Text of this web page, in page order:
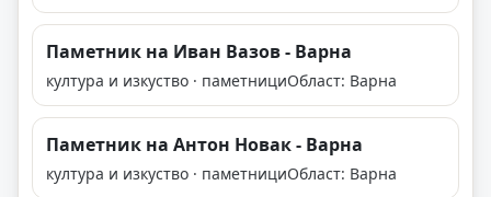
Паметник на Иван Вазов - Варна
култура и изкуство · паметнициОбласт: Варна
Паметник на Антон Новак - Варна
култура и изкуство · паметнициОбласт: Варна